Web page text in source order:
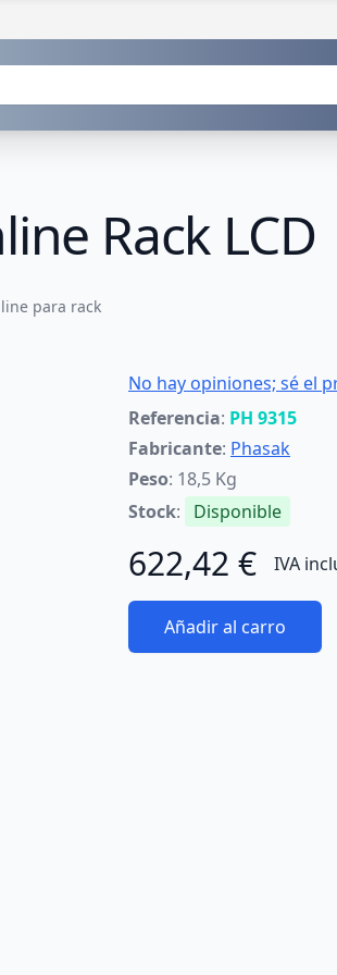
Rack LCD
para rack
No hay opiniones; sé el
Referencia: PH 9315
Fabricante: Phasak
Peso: 18,5 Kg
Stock: Disponible
622,42 € IVA
Añadir al carro